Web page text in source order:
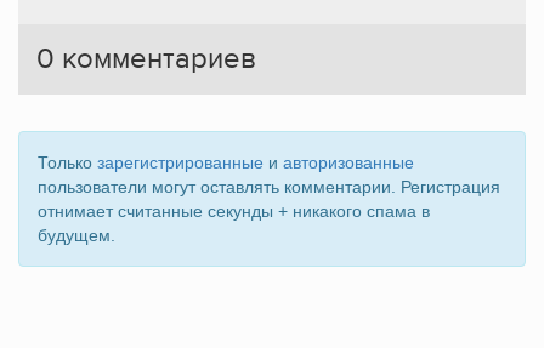
0 комментариев
Только зарегистрированные и авторизованные
пользователи могут оставлять комментарии. Регистрация
отнимает считанные секунды + никакого спама в
будущем.